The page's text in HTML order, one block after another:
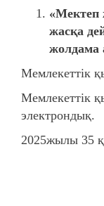
«Мектеп
жасқа
жолдама
Мемлекеттік
Мемлекеттік
электрондық.
2025жылы 35